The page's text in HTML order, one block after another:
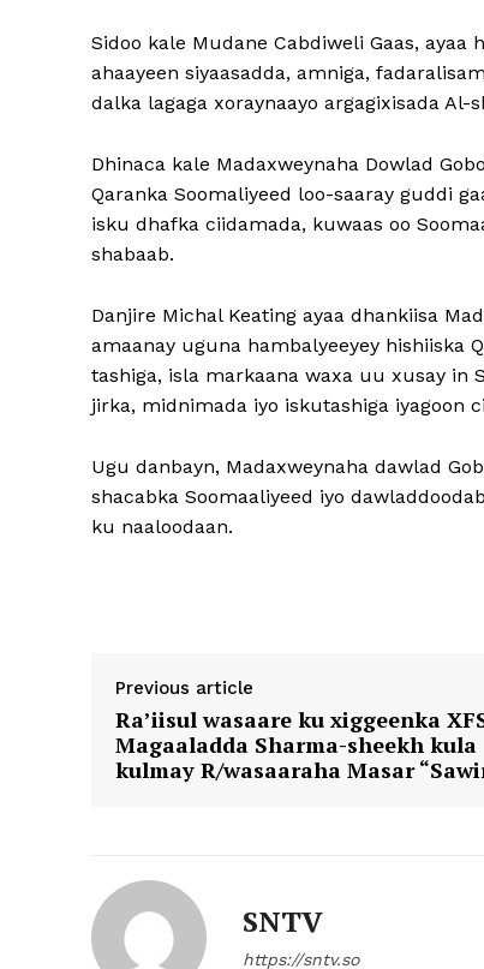
Sidoo kale Mudane Cabdiweli Gaas,
ahaayeen siyaasadda, amniga,
dalka lagaga xoraynaayo argagixisada Al-
Dhinaca kale Madaxweynaha Dowlad
Qaranka Soomaliyeed loo-saaray guddi
isku dhafka ciidamada, kuwaas oo
shabaab.
Danjire Michal Keating ayaa dhankiisa
amaanay uguna hambalyeeyey hishiiska
tashiga, isla markaana waxa uu xusay in
jirka, midnimada iyo iskutashiga iyagoon
Ugu danbayn, Madaxweynaha dawlad
shacabka Soomaaliyeed iyo
ku naaloodaan.
Previous article
Ra’iisul wasaare ku xiggeenka
Magaaladda Sharma-sheekh kula
kulmay R/wasaaraha Masar
SNTV
https://sntv.so